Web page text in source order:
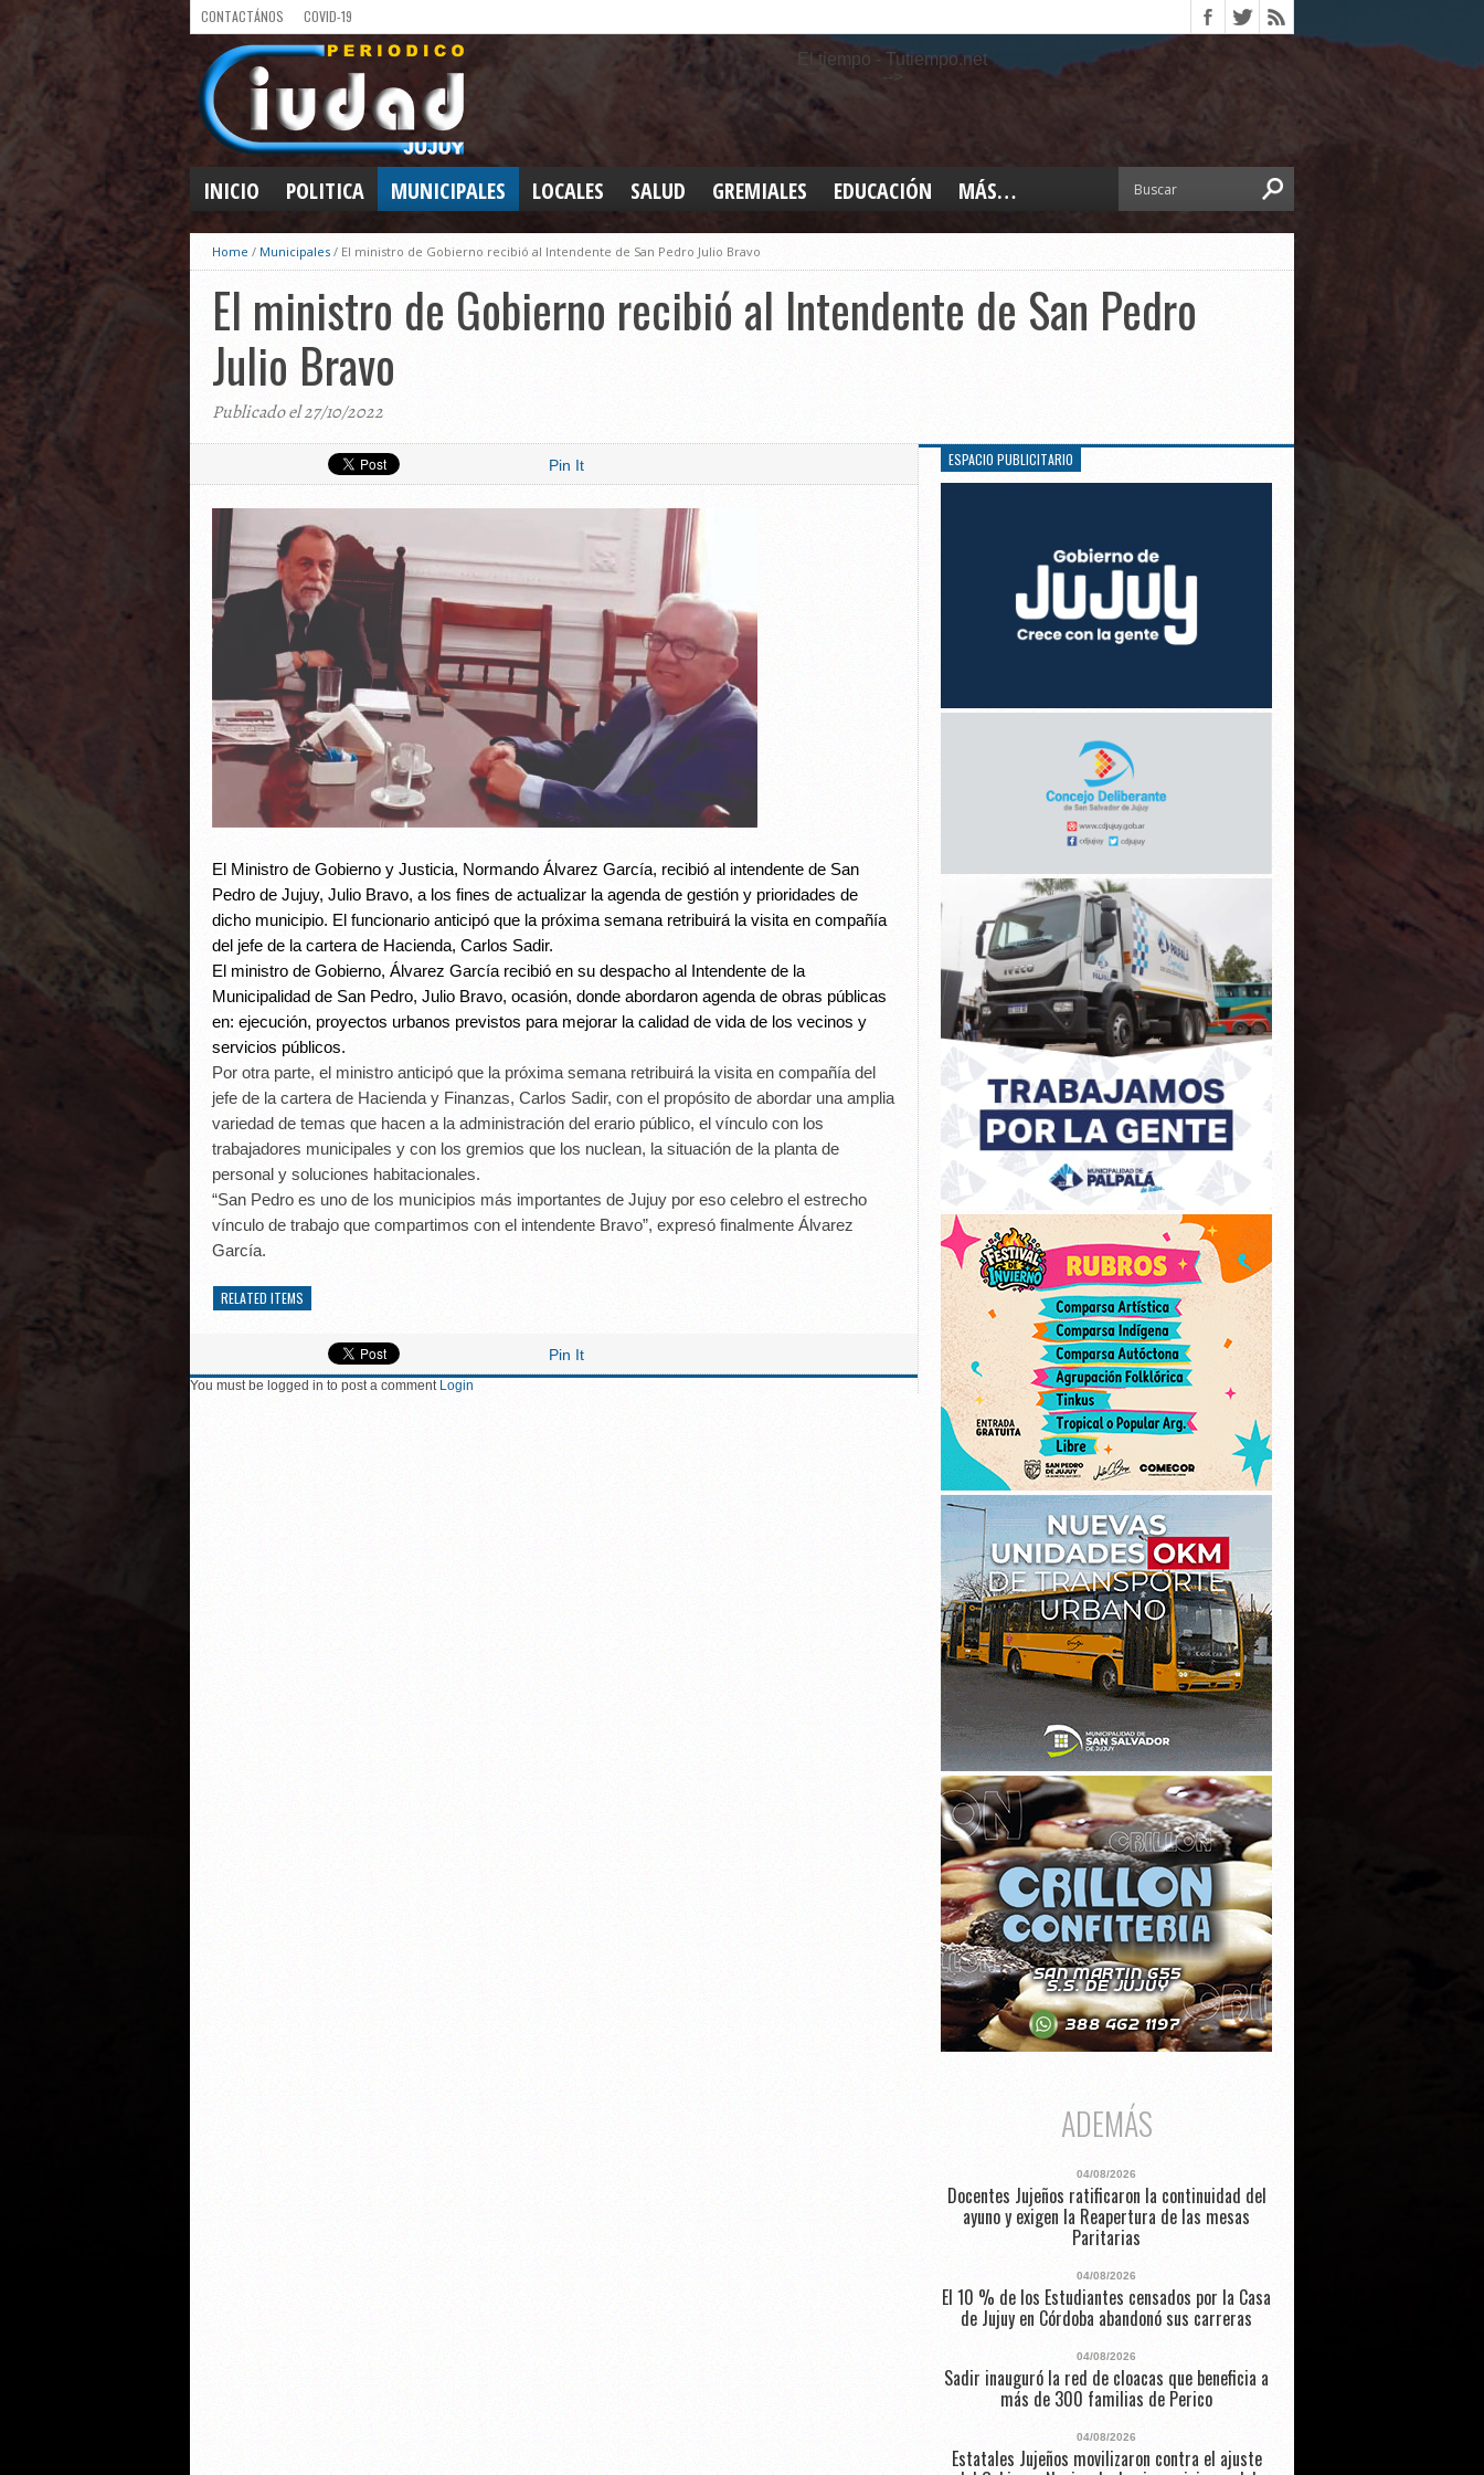
CONTACTÁNOS COVID-19
El tiempo - Tutiempo.net
-->
INICIO POLITICA MUNICIPALES LOCALES SALUD GREMIALES EDUCACIÓN MÁS…
INTERIOR
DEPORTES
ELECCIONES 2025
LEGISLATIVO
Home / Municipales / El ministro de Gobierno recibió al Intendente de San Pedro Julio Bravo
El ministro de Gobierno recibió al Intendente de San Pedro
Julio Bravo
Publicado el 27/10/2022
Pin It
El Ministro de Gobierno y Justicia, Normando Álvarez García, recibió al intendente de San
Pedro de Jujuy, Julio Bravo, a los fines de actualizar la agenda de gestión y prioridades de
dicho municipio. El funcionario anticipó que la próxima semana retribuirá la visita en compañía
del jefe de la cartera de Hacienda, Carlos Sadir.
El ministro de Gobierno, Álvarez García recibió en su despacho al Intendente de la
Municipalidad de San Pedro, Julio Bravo, ocasión, donde abordaron agenda de obras públicas
en: ejecución, proyectos urbanos previstos para mejorar la calidad de vida de los vecinos y
servicios públicos.
Por otra parte, el ministro anticipó que la próxima semana retribuirá la visita en compañía del
jefe de la cartera de Hacienda y Finanzas, Carlos Sadir, con el propósito de abordar una amplia
variedad de temas que hacen a la administración del erario público, el vínculo con los
trabajadores municipales y con los gremios que los nuclean, la situación de la planta de
personal y soluciones habitacionales.
“San Pedro es uno de los municipios más importantes de Jujuy por eso celebro el estrecho
vínculo de trabajo que compartimos con el intendente Bravo”, expresó finalmente Álvarez
García.
RELATED ITEMS
Pin It
You must be logged in to post a comment Login
ESPACIO PUBLICITARIO
ADEMÁS
04/08/2026
Docentes Jujeños ratificaron la continuidad del
ayuno y exigen la Reapertura de las mesas
Paritarias
04/08/2026
El 10 % de los Estudiantes censados por la Casa
de Jujuy en Córdoba abandonó sus carreras
04/08/2026
Sadir inauguró la red de cloacas que beneficia a
más de 300 familias de Perico
04/08/2026
Estatales Jujeños movilizaron contra el ajuste